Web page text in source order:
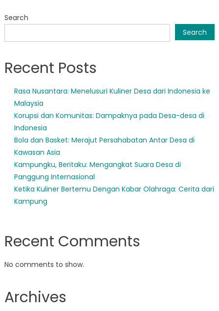
Barat:
Berita
Realitas
hari
Search
Search
Recent Posts
Rasa Nusantara: Menelusuri Kuliner Desa dari Indonesia ke
Malaysia
Korupsi dan Komunitas: Dampaknya pada Desa-desa di
Indonesia
Bola dan Basket: Merajut Persahabatan Antar Desa di
Kawasan Asia
Kampungku, Beritaku: Mengangkat Suara Desa di
Panggung Internasional
Ketika Kuliner Bertemu Dengan Kabar Olahraga: Cerita dari
Kampung
Recent Comments
No comments to show.
Archives